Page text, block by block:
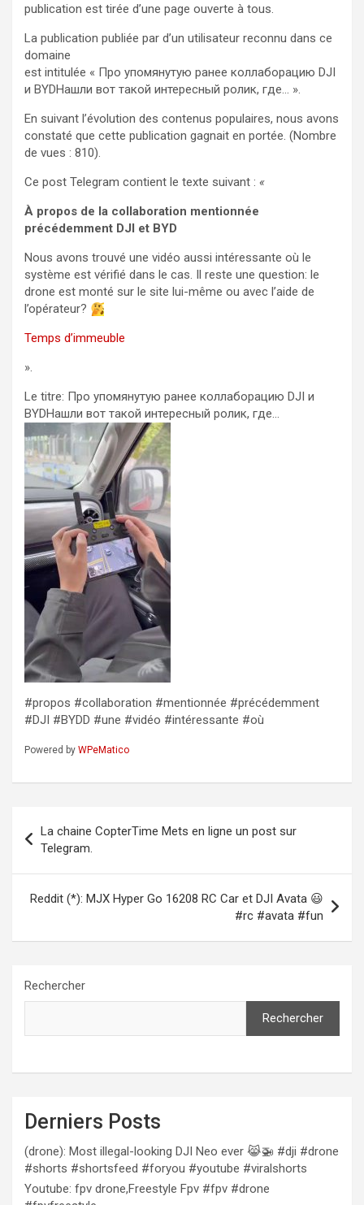
publication est tirée d’une page ouverte à tous.
La publication publiée par d’un utilisateur reconnu dans ce
domaine
est intitulée « Про упомянутую ранее коллаборацию DJI
и BYDНашли вот такой интересный ролик, где… ».
En suivant l’évolution des contenus populaires, nous avons
constaté que cette publication gagnait en portée. (Nombre
de vues : 810).
Ce post Telegram contient le texte suivant : «
À propos de la collaboration mentionnée
précédemment DJI et BYD
Nous avons trouvé une vidéo aussi intéressante où le
système est vérifié dans le cas. Il reste une question: le
drone est monté sur le site lui-même ou avec l’aide de
l’opérateur?
Temps d’immeuble
».
Le titre: Про упомянутую ранее коллаборацию DJI и
BYDНашли вот такой интересный ролик, где…
#propos #collaboration #mentionnée #précédemment
#DJI #BYDD #une #vidéo #intéressante #où
Powered by WPeMatico
de
l’article
La chaine CopterTime Mets en ligne un post sur
Telegram.
Reddit (*): MJX Hyper Go 16208 RC Car et DJI Avata 😃
#rc #avata #fun
Rechercher
Rechercher
Derniers Posts
(drone): Most illegal-looking DJI Neo ever 😹🚁 #dji #drone
#shorts #shortsfeed #foryou #youtube #viralshorts
Youtube: fpv drone,Freestyle Fpv #fpv #drone